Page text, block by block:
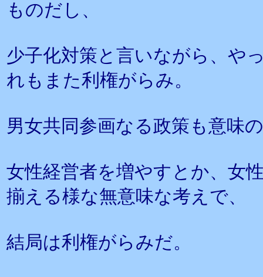
ものだし、
少子化対策と言いながら、や
れもまた利権がらみ。
男女共同参画なる政策も意味
女性経営者を増やすとか、女
揃える様な無意味な考えで、
結局は利権がらみだ。